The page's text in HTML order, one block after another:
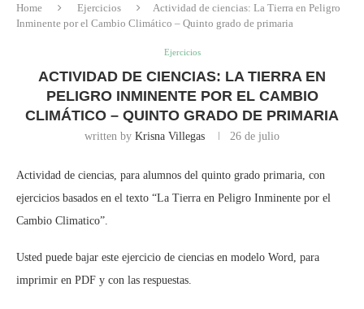
Home Ejercicios
Actividad de ciencias: La Tierra en Peligro
Inminente por el Cambio Climático – Quinto grado de primaria
Ejercicios
ACTIVIDAD DE CIENCIAS: LA TIERRA EN
PELIGRO INMINENTE POR EL CAMBIO
CLIMÁTICO – QUINTO GRADO DE PRIMARIA
written by Krisna Villegas 26 de julio
Actividad de ciencias, para alumnos del quinto grado primaria, con
ejercicios basados en el texto “La Tierra en Peligro Inminente por el
Cambio Climatico”.
Usted puede bajar este ejercicio de ciencias en modelo Word, para
imprimir en PDF y con las respuestas.